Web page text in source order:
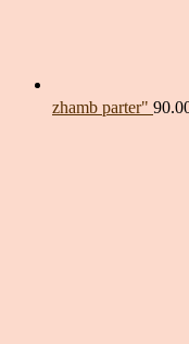
zhamb parter"